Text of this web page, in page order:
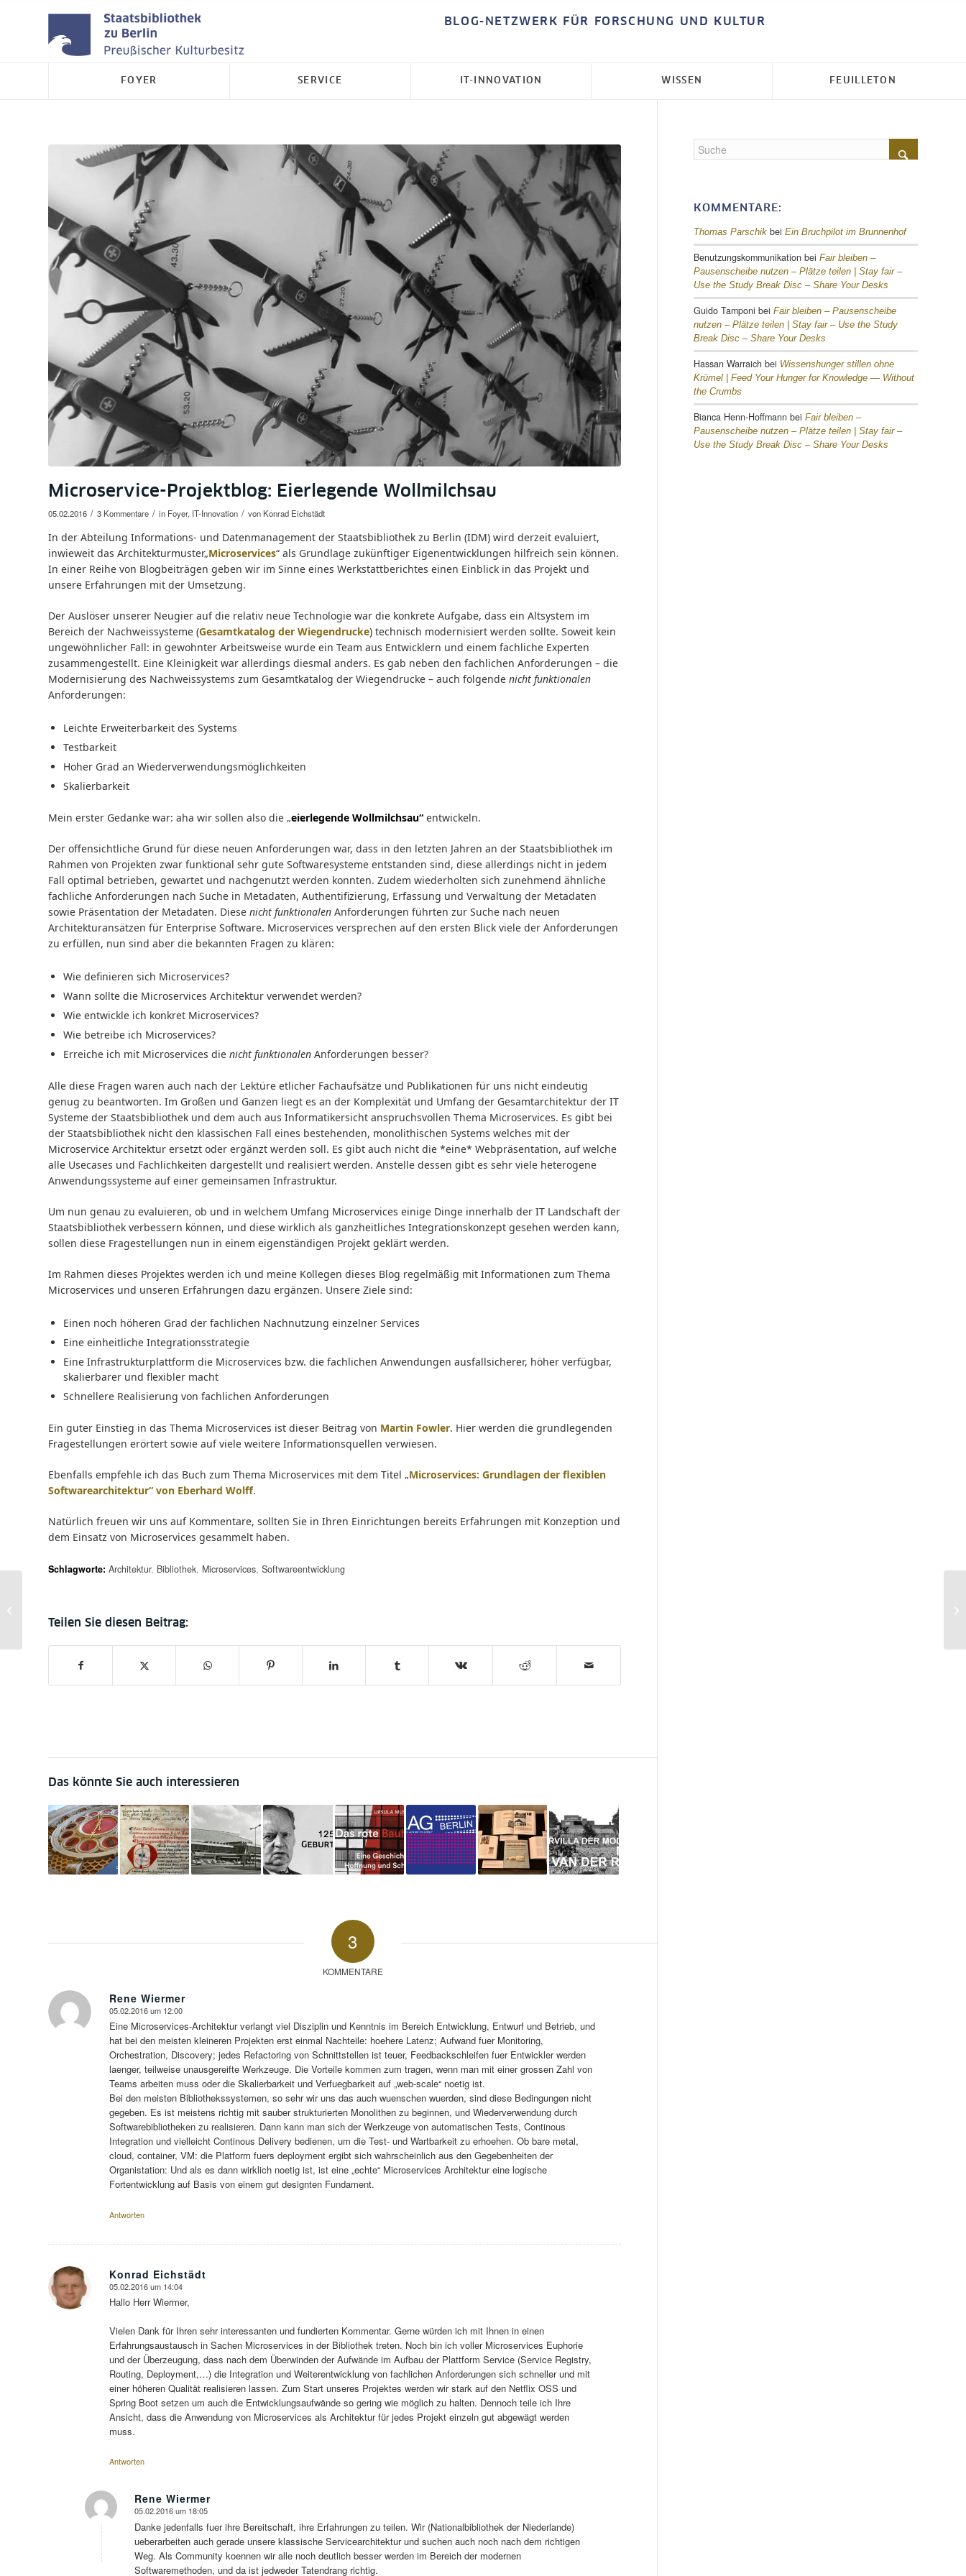
BLOG-NETZWERK FÜR FORSCHUNG UND KULTUR
FOYER SERVICE IT-INNOVATION WISSEN FEUILLETON
Microservice-Projektblog: Eierlegende Wollmilchsau
05.02.2016 / 3 Kommentare / in Foyer, IT-Innovation / von Konrad Eichstädt
In der Abteilung Informations- und Datenmanagement der Staatsbibliothek zu Berlin (IDM) wird derzeit evaluiert,
inwieweit das Architekturmuster„Microservices“ als Grundlage zukünftiger Eigenentwicklungen hilfreich sein können.
In einer Reihe von Blogbeiträgen geben wir im Sinne eines Werkstattberichtes einen Einblick in das Projekt und
unsere Erfahrungen mit der Umsetzung.
Der Auslöser unserer Neugier auf die relativ neue Technologie war die konkrete Aufgabe, dass ein Altsystem im
Bereich der Nachweissysteme (Gesamtkatalog der Wiegendrucke) technisch modernisiert werden sollte. Soweit kein
ungewöhnlicher Fall: in gewohnter Arbeitsweise wurde ein Team aus Entwicklern und einem fachliche Experten
zusammengestellt. Eine Kleinigkeit war allerdings diesmal anders. Es gab neben den fachlichen Anforderungen – die
Modernisierung des Nachweissystems zum Gesamtkatalog der Wiegendrucke – auch folgende nicht funktionalen
Anforderungen:
Leichte Erweiterbarkeit des Systems
Testbarkeit
Hoher Grad an Wiederverwendungsmöglichkeiten
Skalierbarkeit
Mein erster Gedanke war: aha wir sollen also die „eierlegende Wollmilchsau“ entwickeln.
Der offensichtliche Grund für diese neuen Anforderungen war, dass in den letzten Jahren an der Staatsbibliothek im
Rahmen von Projekten zwar funktional sehr gute Softwaresysteme entstanden sind, diese allerdings nicht in jedem
Fall optimal betrieben, gewartet und nachgenutzt werden konnten. Zudem wiederholten sich zunehmend ähnliche
fachliche Anforderungen nach Suche in Metadaten, Authentifizierung, Erfassung und Verwaltung der Metadaten
sowie Präsentation der Metadaten. Diese nicht funktionalen Anforderungen führten zur Suche nach neuen
Architekturansätzen für Enterprise Software. Microservices versprechen auf den ersten Blick viele der Anforderungen
zu erfüllen, nun sind aber die bekannten Fragen zu klären:
Wie definieren sich Microservices?
Wann sollte die Microservices Architektur verwendet werden?
Wie entwickle ich konkret Microservices?
Wie betreibe ich Microservices?
Erreiche ich mit Microservices die nicht funktionalen Anforderungen besser?
Alle diese Fragen waren auch nach der Lektüre etlicher Fachaufsätze und Publikationen für uns nicht eindeutig
genug zu beantworten. Im Großen und Ganzen liegt es an der Komplexität und Umfang der Gesamtarchitektur der IT
Systeme der Staatsbibliothek und dem auch aus Informatikersicht anspruchsvollen Thema Microservices. Es gibt bei
der Staatsbibliothek nicht den klassischen Fall eines bestehenden, monolithischen Systems welches mit der
Microservice Architektur ersetzt oder ergänzt werden soll. Es gibt auch nicht die *eine* Webpräsentation, auf welche
alle Usecases und Fachlichkeiten dargestellt und realisiert werden. Anstelle dessen gibt es sehr viele heterogene
Anwendungssysteme auf einer gemeinsamen Infrastruktur.
Um nun genau zu evaluieren, ob und in welchem Umfang Microservices einige Dinge innerhalb der IT Landschaft der
Staatsbibliothek verbessern können, und diese wirklich als ganzheitliches Integrationskonzept gesehen werden kann,
sollen diese Fragestellungen nun in einem eigenständigen Projekt geklärt werden.
Im Rahmen dieses Projektes werden ich und meine Kollegen dieses Blog regelmäßig mit Informationen zum Thema
Microservices und unseren Erfahrungen dazu ergänzen. Unsere Ziele sind:
Einen noch höheren Grad der fachlichen Nachnutzung einzelner Services
Eine einheitliche Integrationsstrategie
Eine Infrastrukturplattform die Microservices bzw. die fachlichen Anwendungen ausfallsicherer, höher verfügbar,
skalierbarer und flexibler macht
Schnellere Realisierung von fachlichen Anforderungen
Ein guter Einstieg in das Thema Microservices ist dieser Beitrag von Martin Fowler. Hier werden die grundlegenden
Fragestellungen erörtert sowie auf viele weitere Informationsquellen verwiesen.
Ebenfalls empfehle ich das Buch zum Thema Microservices mit dem Titel „Microservices: Grundlagen der flexiblen
Softwarearchitektur“ von Eberhard Wolff.
Natürlich freuen wir uns auf Kommentare, sollten Sie in Ihren Einrichtungen bereits Erfahrungen mit Konzeption und
dem Einsatz von Microservices gesammelt haben.
Schlagworte: Architektur, Bibliothek, Microservices, Softwareentwicklung
Das könnte Sie auch interessieren
3
KOMMENTARE
Rene Wiermer
sagte:
05.02.2016 um 12:00
Eine Microservices-Architektur verlangt viel Disziplin und Kenntnis im Bereich Entwicklung, Entwurf und Betrieb, und
hat bei den meisten kleineren Projekten erst einmal Nachteile: hoehere Latenz; Aufwand fuer Monitoring,
Orchestration, Discovery; jedes Refactoring von Schnittstellen ist teuer, Feedbackschleifen fuer Entwickler werden
laenger, teilweise unausgereifte Werkzeuge. Die Vorteile kommen zum tragen, wenn man mit einer grossen Zahl von
Teams arbeiten muss oder die Skalierbarkeit und Verfuegbarkeit auf „web-scale“ noetig ist.
Bei den meisten Bibliothekssystemen, so sehr wir uns das auch wuenschen wuerden, sind diese Bedingungen nicht
gegeben. Es ist meistens richtig mit sauber strukturierten Monolithen zu beginnen, und Wiederverwendung durch
Softwarebibliotheken zu realisieren. Dann kann man sich der Werkzeuge von automatischen Tests, Continous
Integration und vielleicht Continous Delivery bedienen, um die Test- und Wartbarkeit zu erhoehen. Ob bare metal,
cloud, container, VM: die Platform fuers deployment ergibt sich wahrscheinlich aus den Gegebenheiten der
Organistation: Und als es dann wirklich noetig ist, ist eine „echte“ Microservices Architektur eine logische
Fortentwicklung auf Basis von einem gut designten Fundament.
Antworten
Konrad Eichstädt
sagte:
05.02.2016 um 14:04
Hallo Herr Wiermer,
Vielen Dank für Ihren sehr interessanten und fundierten Kommentar. Gerne würden ich mit Ihnen in einen
Erfahrungsaustausch in Sachen Microservices in der Bibliothek treten. Noch bin ich voller Microservices Euphorie
und der Überzeugung, dass nach dem Überwinden der Aufwände im Aufbau der Plattform Service (Service Registry,
Routing, Deployment,…) die Integration und Weiterentwicklung von fachlichen Anforderungen sich schneller und mit
einer höheren Qualität realisieren lassen. Zum Start unseres Projektes werden wir stark auf den Netflix OSS und
Spring Boot setzen um auch die Entwicklungsaufwände so gering wie möglich zu halten. Dennoch teile ich Ihre
Ansicht, dass die Anwendung von Microservices als Architektur für jedes Projekt einzeln gut abgewägt werden
muss.
Antworten
Rene Wiermer
sagte:
05.02.2016 um 18:05
Danke jedenfalls fuer ihre Bereitschaft, ihre Erfahrungen zu teilen. Wir (Nationalbibliothek der Niederlande)
ueberarbeiten auch gerade unsere klassische Servicearchitektur und suchen auch noch nach dem richtigen
Weg. Als Community koennen wir alle noch deutlich besser werden im Bereich der modernen
Softwaremethoden, und da ist jedweder Tatendrang richtig.
KOMMENTARE:
Thomas Parschik bei Ein Bruchpilot im Brunnenhof
Benutzungskommunikation bei Fair bleiben –
Pausenscheibe nutzen – Plätze teilen | Stay fair –
Use the Study Break Disc – Share Your Desks
Guido Tamponi bei Fair bleiben – Pausenscheibe
nutzen – Plätze teilen | Stay fair – Use the Study
Break Disc – Share Your Desks
Hassan Warraich bei Wissenshunger stillen ohne
Krümel | Feed Your Hunger for Knowledge — Without
the Crumbs
Bianca Henn-Hoffmann bei Fair bleiben –
Pausenscheibe nutzen – Plätze teilen | Stay fair –
Use the Study Break Disc – Share Your Desks